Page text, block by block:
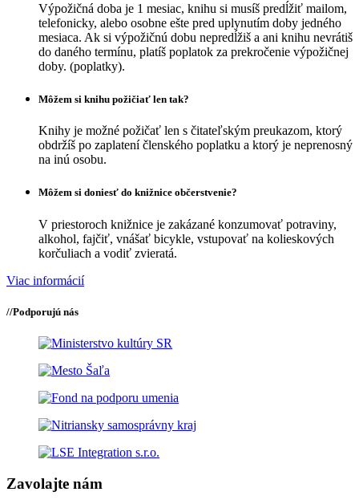
Výpožičná doba je 1 mesiac, knihu si musíš predĺžiť mailom,
telefonicky, alebo osobne ešte pred uplynutím doby jedného
mesiaca. Ak si výpožičnú dobu nepredĺžiš a ani knihu nevrátiš
do daného termínu, platíš poplatok za prekročenie výpožičnej
doby. (poplatky).
Môžem si knihu požičiať len tak?
Knihy je možné požičať len s čitateľským preukazom, ktorý
obdržíš po zaplatení členského poplatku a ktorý je neprenosný
na inú osobu.
Môžem si doniesť do knižnice občerstvenie?
V priestoroch knižnice je zakázané konzumovať potraviny,
alkohol, fajčiť, vnášať bicykle, vstupovať na kolieskových
korčuliach a vodiť zvieratá.
Viac informácií
//Podporujú nás
Zavolajte nám